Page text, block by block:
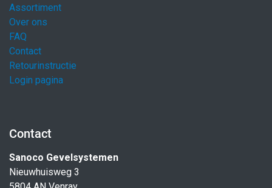
Assortiment
Over ons
FAQ
Contact
Retourinstructie
Login pagina
Contact
Sanoco Gevelsystemen
Nieuwhuisweg 3